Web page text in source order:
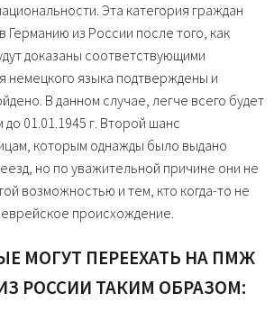
Эта категория граждан
Германию из России после того, как
доказаны соответствующими
немецкого языка подтверждены и
В данном случае, легче всего будет
01.01.1945 г. Второй шанс
которым однажды было выдано
но по уважительной причине они не
возможностью и тем, кто когда-то не
еврейское происхождение.
МОГУТ ПЕРЕЕХАТЬ НА ПМЖ
РОССИИ ТАКИМ ОБРАЗОМ: